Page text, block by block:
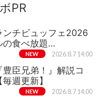
PR
ンチビュッフェ2026
の食べ放題…
NEW 2026.8.7 14:00
臣兄弟！』解説コ
週更新】
NEW 2026.8.7 14:00